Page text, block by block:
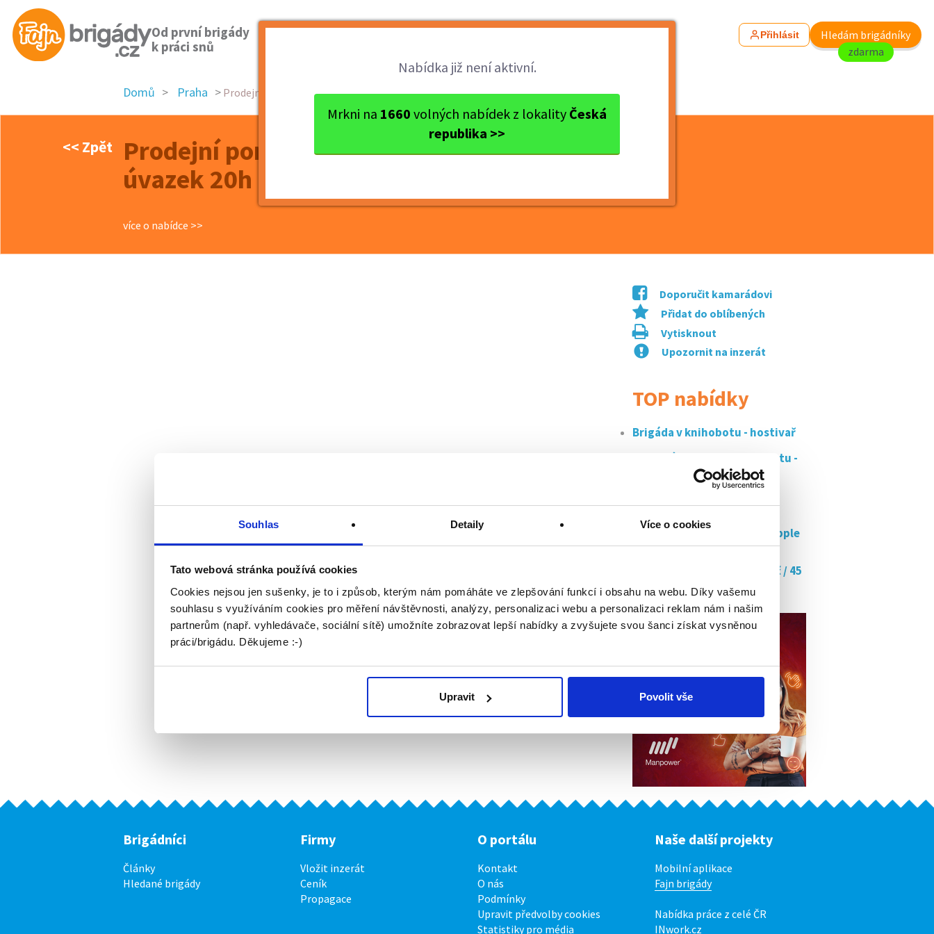
Souhlas Detaily Více o cookies
Tato webová stránka používá cookies
Cookies nejsou jen sušenky, je to i způsob, kterým nám pomáháte ve zlepšování funkcí i obsahu na webu. Díky vašemu
souhlasu s využíváním cookies pro měření návštěvnosti, analýzy, personalizaci webu a personalizaci reklam nám i našim
partnerům (např. vyhledávače, sociální sítě) umožníte zobrazovat lepší nabídky a zvyšujete svou šanci získat vysněnou
práci/brigádu. Děkujeme :-)
Upravit Povolit vše
Od první brigády
k práci snů
Přihlásit
Hledám brigádníky
zdarma
Nabídka již není aktivní.
Mrkni na 1660 volných nabídek z lokality Česká
republika >>
Domů Praha Prodejní poradce/poradkyně ...
<< Zpět
Prodejní poradce/poradkyně na zkrácený
úvazek 20h týdně, Praha OC Šestka
více o nabídce >>
Doporučit kamarádovi
Přidat do oblíbených
Vytisknout
Upozornit na inzerát
TOP nabídky
Brigáda v knihobotu - hostivař
Vedoucí směny supermarketu -
řeporyje | od...
Asistent prodeje e-shopu apple
produktů -...
Doučujte s námi až za 350 kč / 45
Brigádníci
Články
Hledané brigády
Firmy
Vložit inzerát
Ceník
Propagace
O portálu
Kontakt
O nás
Podmínky
Upravit předvolby cookies
Statistiky pro média
Naše další projekty
Mobilní aplikace
Fajn brigády
Nabídka práce z celé ČR
INwork.cz